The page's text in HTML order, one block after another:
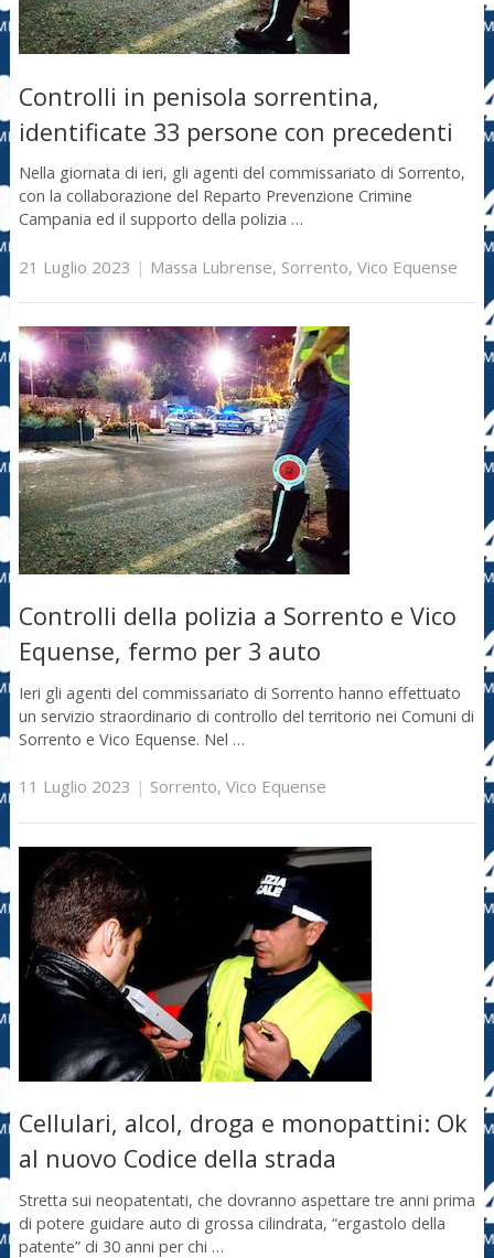
Controlli in penisola sorrentina,
identificate 33 persone con precedenti
Nella giornata di ieri, gli agenti del commissariato di Sorrento,
con la collaborazione del Reparto Prevenzione Crimine
Campania ed il supporto della polizia …
21 Luglio 2023 | Massa Lubrense, Sorrento, Vico Equense
Controlli della polizia a Sorrento e Vico
Equense, fermo per 3 auto
Ieri gli agenti del commissariato di Sorrento hanno effettuato
un servizio straordinario di controllo del territorio nei Comuni di
Sorrento e Vico Equense. Nel …
11 Luglio 2023 | Sorrento, Vico Equense
Cellulari, alcol, droga e monopattini: Ok
al nuovo Codice della strada
Stretta sui neopatentati, che dovranno aspettare tre anni prima
di potere guidare auto di grossa cilindrata, “ergastolo della
patente” di 30 anni per chi …